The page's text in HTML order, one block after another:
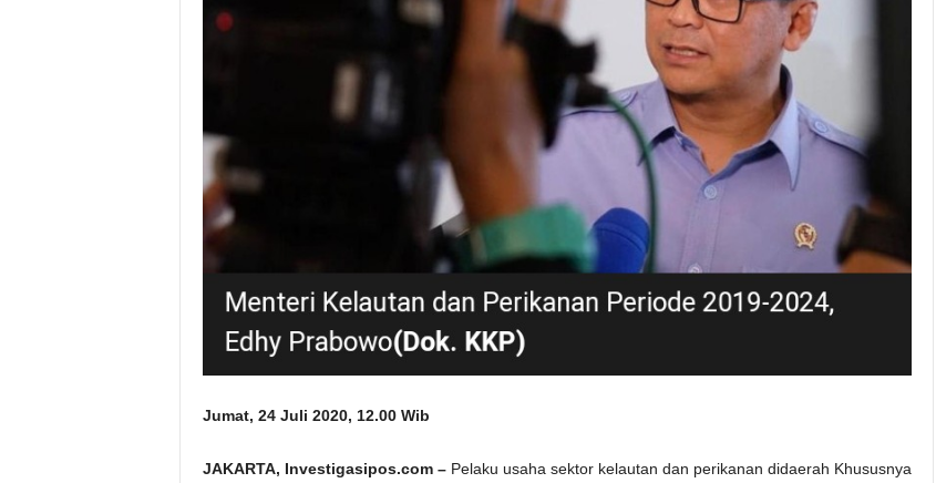
Jumat, 24 Juli 2020, 12.00 Wib
JAKARTA, Investigasipos.com –Pelaku usaha sektor kelautan dan perikanan didaerah Khususnya